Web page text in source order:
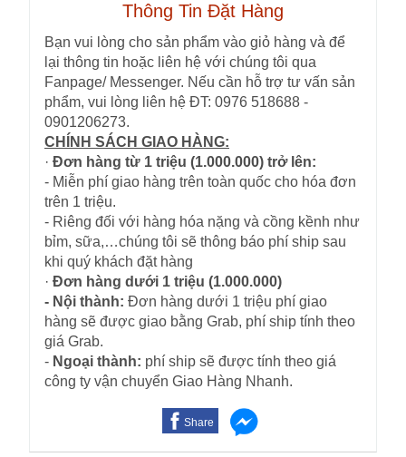
Thông Tin Đặt Hàng
Bạn vui lòng cho sản phẩm vào giỏ hàng và để
lại thông tin hoặc liên hệ với chúng tôi qua
Fanpage/ Messenger. Nếu cần hỗ trợ tư vấn sản
phẩm, vui lòng liên hệ ĐT: 0976 518688 -
0901206273.
CHÍNH SÁCH GIAO HÀNG:
· Đơn hàng từ 1 triệu (1.000.000) trở lên:
- Miễn phí giao hàng trên toàn quốc cho hóa đơn
trên 1 triệu.
- Riêng đối với hàng hóa nặng và cồng kềnh như
bỉm, sữa,…chúng tôi sẽ thông báo phí ship sau
khi quý khách đặt hàng
· Đơn hàng dưới 1 triệu (1.000.000)
- Nội thành: Đơn hàng dưới 1 triệu phí giao
hàng sẽ được giao bằng Grab, phí ship tính theo
giá Grab.
- Ngoại thành: phí ship sẽ được tính theo giá
công ty vận chuyển Giao Hàng Nhanh.
Share